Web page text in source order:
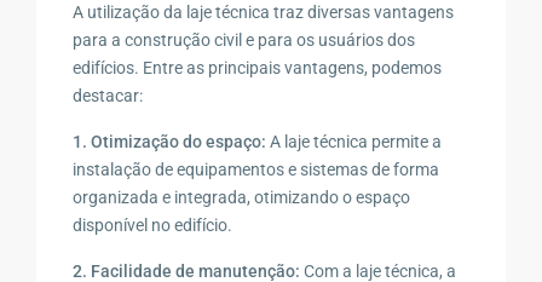
A utilização da laje técnica traz diversas vantagens
para a construção civil e para os usuários dos
edifícios. Entre as principais vantagens, podemos
destacar:
1. Otimização do espaço: A laje técnica permite a
instalação de equipamentos e sistemas de forma
organizada e integrada, otimizando o espaço
disponível no edifício.
2. Facilidade de manutenção: Com a laje técnica, a